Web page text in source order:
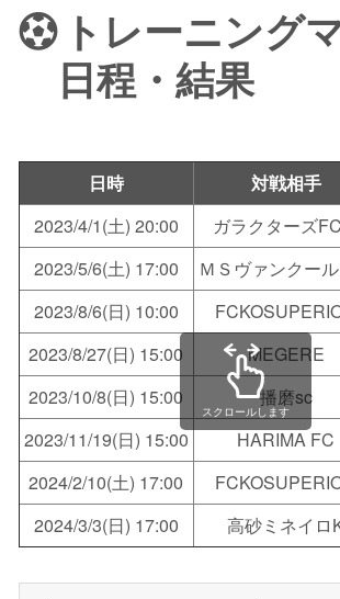
トレーニング
日程・結果
日時 対戦相手
2023/4/1(土) 20:00
ガラクターズ
2023/5/6(土) 17:00
ＭＳヴァンクー
2023/8/6(日) 10:00
2023/8/27(日) 15:00
MEGERE
2023/10/8(日) 15:00
播磨sc
2023/11/19(日) 15:00
HARIMA FC
2024/2/10(土) 17:00
2024/3/3(日) 17:00
高砂ミネイロ
スクロールします